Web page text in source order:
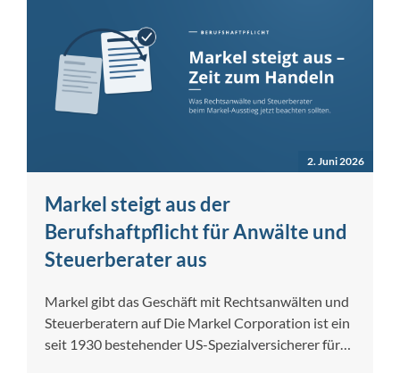
2. Juni 2026
Markel steigt aus der
Berufshaftpflicht für Anwälte und
Steuerberater aus
Markel gibt das Geschäft mit Rechtsanwälten und
Steuerberatern auf Die Markel Corporation ist ein
seit 1930 bestehender US-Spezialversicherer für